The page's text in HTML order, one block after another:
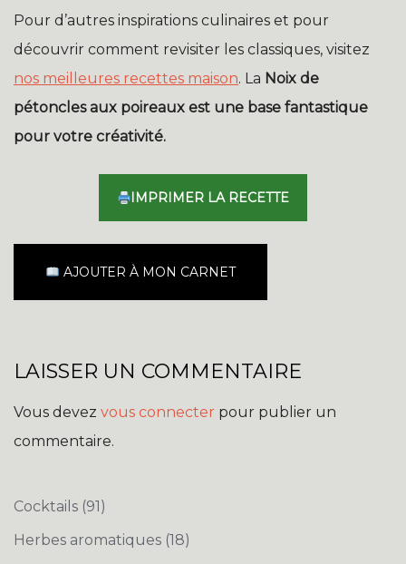
Pour d’autres inspirations culinaires et pour
découvrir comment revisiter les classiques, visitez
nos meilleures recettes maison. La Noix de
pétoncles aux poireaux est une base fantastique
pour votre créativité.
IMPRIMER LA RECETTE
AJOUTER À MON CARNET
LAISSER UN COMMENTAIRE
Vous devez vous connecter pour publier un
commentaire.
Cocktails (91)
Herbes aromatiques (18)